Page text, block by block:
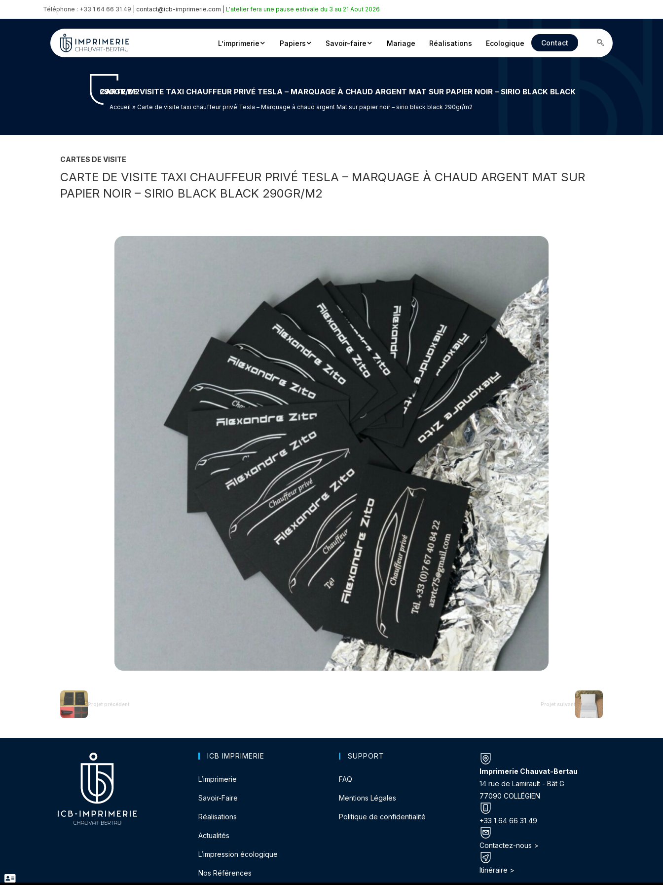
Téléphone : +33 1 64 66 31 49 | contact@icb-imprimerie.com L'atelier fera une pause estivale du 3 au 21 Aout 2026
L’imprimerie Papiers Savoir-faire Mariage Réalisations Ecologique Contact
CARTE DE VISITE TAXI CHAUFFEUR PRIVÉ TESLA – MARQUAGE À CHAUD ARGENT MAT SUR PAPIER NOIR – SIRIO BLACK BLACK 290GR/M2
Accueil » Carte de visite taxi chauffeur privé Tesla – Marquage à chaud argent Mat sur papier noir – sirio black black 290gr/m2
CARTES DE VISITE
CARTE DE VISITE TAXI CHAUFFEUR PRIVÉ TESLA – MARQUAGE À CHAUD ARGENT MAT SUR
PAPIER NOIR – SIRIO BLACK BLACK 290GR/M2
Projet précédent Projet suivant
ICB IMPRIMERIE
L’imprimerie
Savoir-Faire
Réalisations
Actualités
L’impression écologique
Nos Références
SUPPORT
FAQ
Mentions Légales
Politique de confidentialité
Imprimerie Chauvat-Bertau
14 rue de Lamirault - Bât G
77090 COLLÉGIEN
+33 1 64 66 31 49
Contactez-nous >
Itinéraire >